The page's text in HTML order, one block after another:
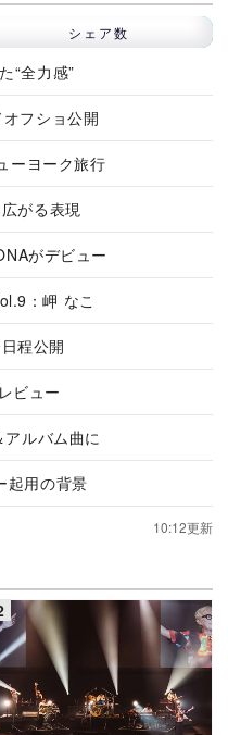
シェア数
“全力感”
フショ公開
ーヨーク旅行
がる表現
がデビュー
：岬 なこ
程公開
ビュー
ルバム曲に
起用の背景
10:12更新